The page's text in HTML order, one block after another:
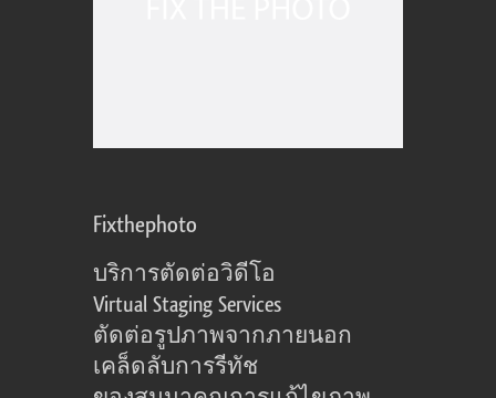
Fixthephoto
บริการตัดต่อวิดีโอ
Virtual Staging Services
ตัดต่อรูปภาพจากภายนอก
เคล็ดลับการรีทัช